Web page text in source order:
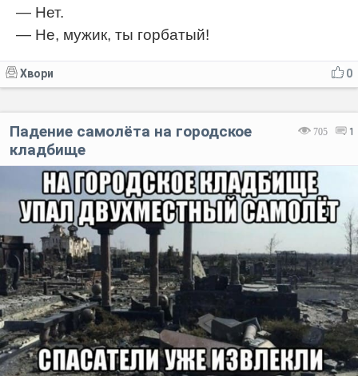
— Нет.
— Не, мужик, ты горбатый!
0
Хвори
705 1
Падение самолёта на городское
кладбище